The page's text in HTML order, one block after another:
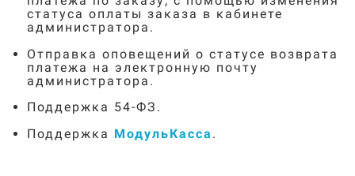
статуса оплаты заказа в кабинете
администратора.
Отправка оповещений о статусе возврата
платежа на электронную почту
администратора.
Поддержка 54-ФЗ.
Поддержка МодульКасса .